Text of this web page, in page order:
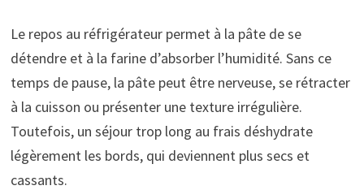
Le repos au réfrigérateur permet à la pâte de se
détendre et à la farine d’absorber l’humidité. Sans ce
temps de pause, la pâte peut être nerveuse, se rétracter
à la cuisson ou présenter une texture irrégulière.
Toutefois, un séjour trop long au frais déshydrate
légèrement les bords, qui deviennent plus secs et
cassants.